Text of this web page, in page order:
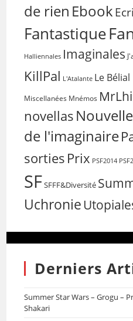
de rien Ebook
Fantastique
Halliennales Imaginales
KillPal L'Atalante Le Bélial
Miscellanées Mnémos
novellas
de l'imaginaire
sorties Prix PSF2014
SFSFFF&Diversité
Uchronie
Derniers
Summer Star Wars – Grogu –
Shakari